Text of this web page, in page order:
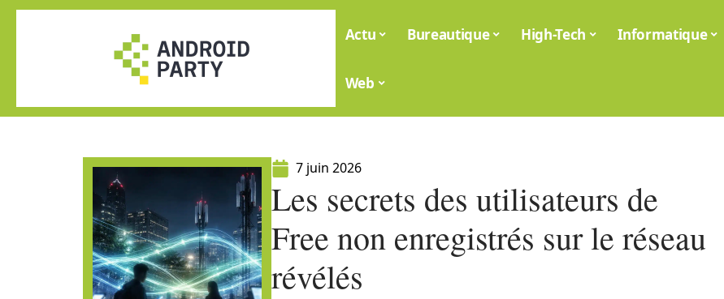
Actu Bureautique High-Tech Informatique
Web
7 juin 2026
Les secrets des utilisateurs de
Free non enregistrés sur le réseau
révélés